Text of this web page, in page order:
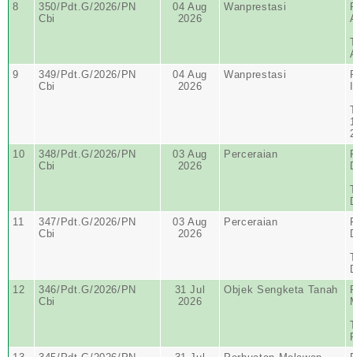
8
350/Pdt.G/2026/PN
Cbi
04 Aug
2026
Wanprestasi
9
349/Pdt.G/2026/PN
Cbi
04 Aug
2026
Wanprestasi
10
348/Pdt.G/2026/PN
Cbi
03 Aug
2026
Perceraian
11
347/Pdt.G/2026/PN
Cbi
03 Aug
2026
Perceraian
12
346/Pdt.G/2026/PN
Cbi
31 Jul
2026
Objek Sengketa Tanah